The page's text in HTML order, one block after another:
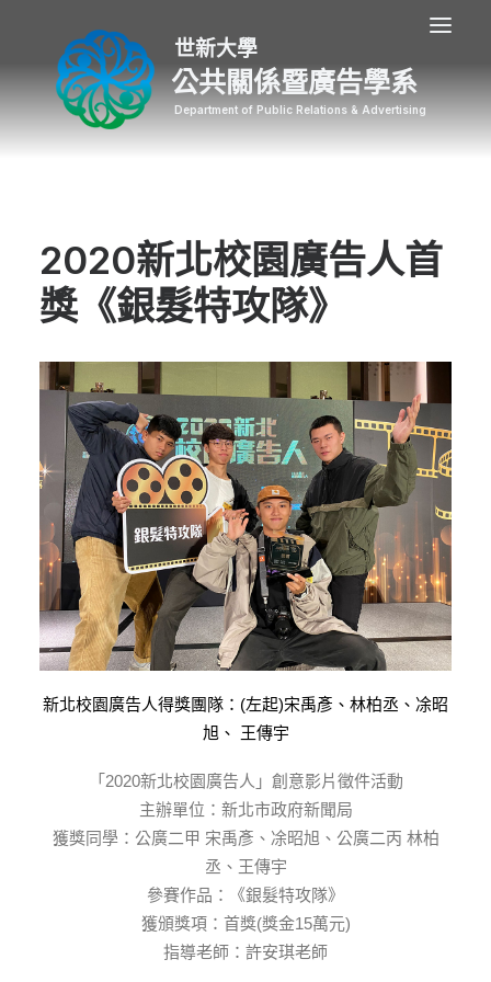
公共關係暨廣告學系
2020新北校園廣告人首
獎《銀髮特攻隊》
新北校園廣告人得獎團隊：(左起)宋禹彥、林柏丞、凃昭
旭、 王傳宇
「2020新北校園廣告人」創意影片徵件活動
主辦單位：新北市政府新聞局
獲獎同學：公廣二甲 宋禹彥、凃昭旭、公廣二丙 林柏
丞、王傳宇
參賽作品：《銀髮特攻隊》
獲頒獎項：首獎(獎金15萬元)
指導老師：許安琪老師